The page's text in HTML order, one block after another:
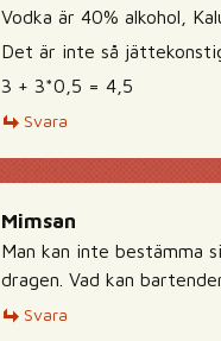
Vodka är 40% alkohol,
Det är inte så
3 + 3*0,5 = 4,5
Svara
Mimsan
Man kan inte bestämma
dragen. Vad kan
Svara